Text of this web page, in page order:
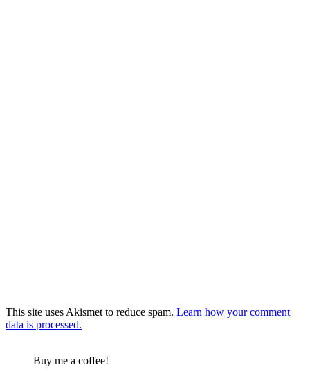
This site uses Akismet to reduce spam. Learn how your comment
data is processed.
Buy me a coffee!